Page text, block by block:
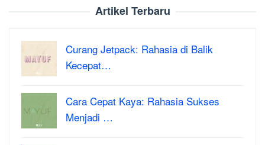
Artikel Terbaru
Curang Jetpack: Rahasia di Balik
Kecepat…
Cara Cepat Kaya: Rahasia Sukses
Menjadi …